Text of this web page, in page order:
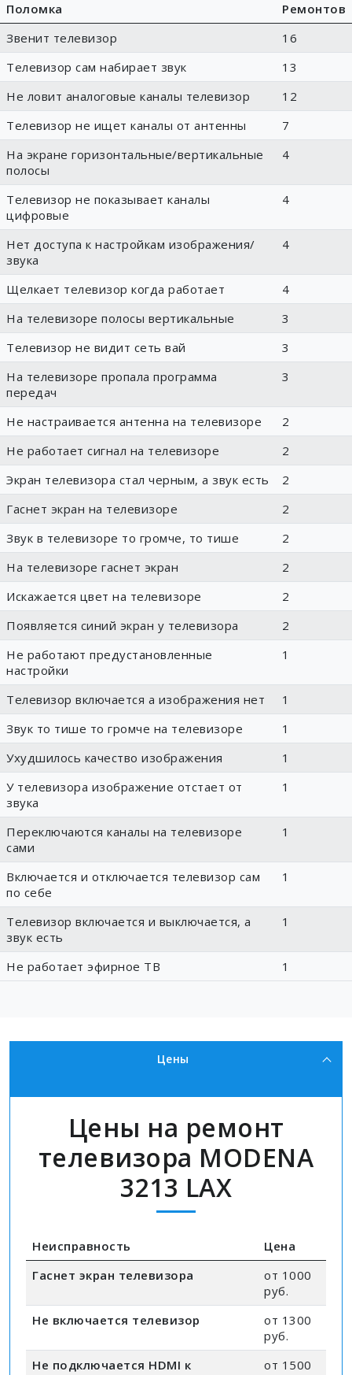
Поломка
Ремонтов
Звенит телевизор
16
Телевизор сам набирает звук
13
Не ловит аналоговые каналы телевизор
12
Телевизор не ищет каналы от антенны
7
На экране горизонтальные/вертикальные
полосы
4
Телевизор не показывает каналы
цифровые
4
Нет доступа к настройкам изображения/
звука
4
Щелкает телевизор когда работает
4
На телевизоре полосы вертикальные
3
Телевизор не видит сеть вай
3
На телевизоре пропала программа
передач
3
Не настраивается антенна на телевизоре
2
Не работает сигнал на телевизоре
2
Экран телевизора стал черным, а звук есть
2
Гаснет экран на телевизоре
2
Звук в телевизоре то громче, то тише
2
На телевизоре гаснет экран
2
Искажается цвет на телевизоре
2
Появляется синий экран у телевизора
2
Не работают предустановленные
настройки
1
Телевизор включается а изображения нет
1
Звук то тише то громче на телевизоре
1
Ухудшилось качество изображения
1
У телевизора изображение отстает от
звука
1
Переключаются каналы на телевизоре
сами
1
Включается и отключается телевизор сам
по себе
1
Телевизор включается и выключается, а
звук есть
1
Не работает эфирное ТВ 1
Цены
Цены на ремонт
телевизора MODENA
3213 LAX
Неисправность
Цена
Гаснет экран телевизора
от 1000
руб.
Не включается телевизор
от 1300
руб.
Не подключается HDMI к
от 1500